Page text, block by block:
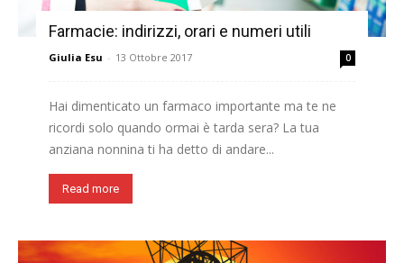
Farmacie: indirizzi, orari e numeri utili
Giulia Esu - 13 Ottobre 2017 0
Hai dimenticato un farmaco importante ma te ne
ricordi solo quando ormai è tarda sera? La tua
anziana nonnina ti ha detto di andare...
Read more